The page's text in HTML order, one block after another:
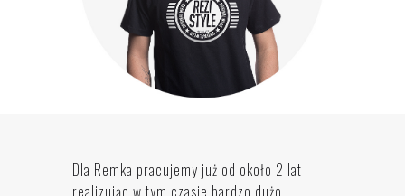
Dla Remka pracujemy już od około 2 lat